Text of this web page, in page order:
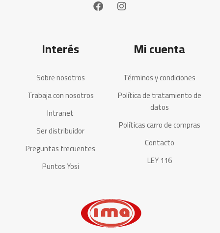
Interés
Sobre nosotros
Trabaja con nosotros
Intranet
Ser distribuidor
Preguntas frecuentes
Puntos Yosi
Mi cuenta
Términos y condiciones
Política de tratamiento de
datos
Políticas carro de compras
Contacto
LEY 116